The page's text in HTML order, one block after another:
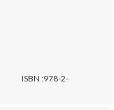
ISBN :978-2-